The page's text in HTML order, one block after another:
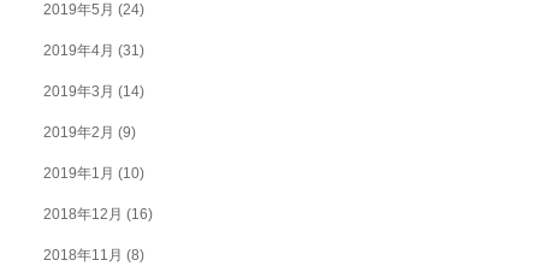
2019年5月 (24)
2019年4月 (31)
2019年3月 (14)
2019年2月 (9)
2019年1月 (10)
2018年12月 (16)
2018年11月 (8)